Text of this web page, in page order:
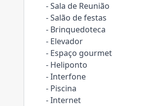
- Sala de Reunião
- Salão de festas
- Brinquedoteca
- Elevador
- Espaço gourmet
- Heliponto
- Interfone
- Piscina
- Internet